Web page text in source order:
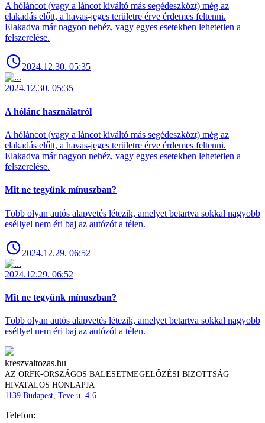
A hóláncot (vagy a láncot kiváltó más segédeszközt) még az
elakadás előtt, a havas-jeges területre érve érdemes feltenni.
Elakadva már nagyon nehéz, vagy egyes esetekben lehetetlen a
felszerelése.
2024.12.30. 05:35
2024.12.30. 05:35
A hólánc használatról
A hóláncot (vagy a láncot kiváltó más segédeszközt) még az
elakadás előtt, a havas-jeges területre érve érdemes feltenni.
Elakadva már nagyon nehéz, vagy egyes esetekben lehetetlen a
felszerelése.
Mit ne tegyünk mínuszban?
Több olyan autós alapvetés létezik, amelyet betartva sokkal nagyobb
eséllyel nem éri baj az autózót a télen.
2024.12.29. 06:52
2024.12.29. 06:52
Mit ne tegyünk mínuszban?
Több olyan autós alapvetés létezik, amelyet betartva sokkal nagyobb
eséllyel nem éri baj az autózót a télen.
kreszvaltozas.hu
AZ ORFK-ORSZÁGOS BALESETMEGELŐZÉSI BIZOTTSÁG
HIVATALOS HONLAPJA
1139 Budapest, Teve u. 4-6.
Telefon: